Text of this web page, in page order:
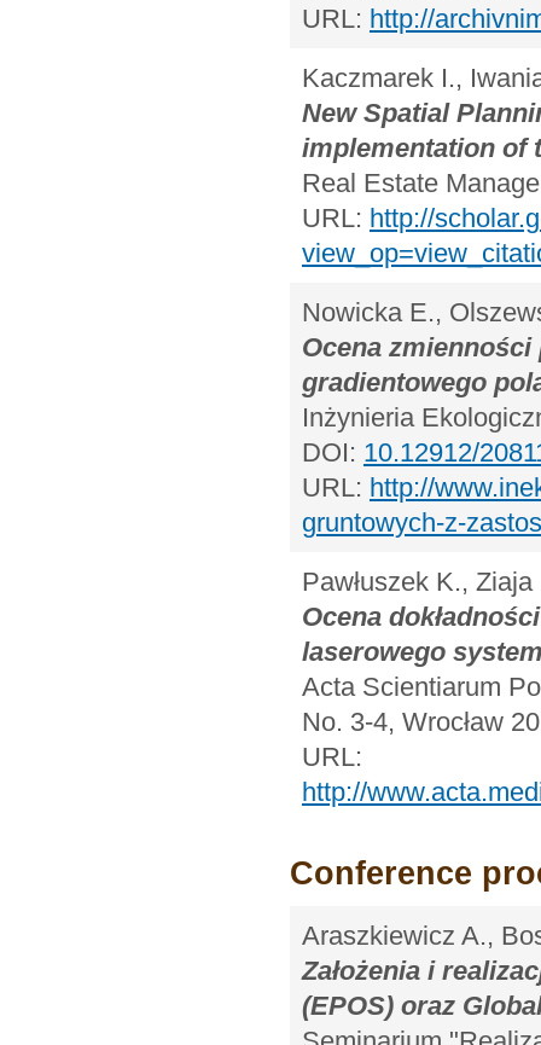
URL: http://
Kaczmarek I.,
New Spatial
implementation of
Real Estate
URL: http://
Nowicka E.,
Ocena
gradientowego
Inżynieria
DOI: 10.12912/
URL: http://
gruntowych-z-
Pawłuszek K.,
Ocena
laserowego
Acta Scientiarum
No. 3-4, Wrocław
URL:
http://
Conference
Araszkiewicz A.,
Założenia i
(EPOS) oraz